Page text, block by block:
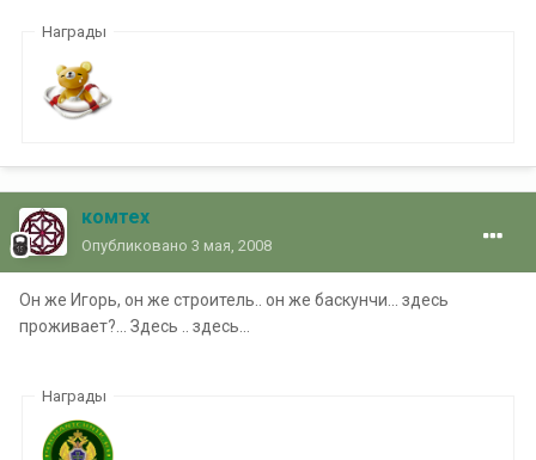
Награды
комтех
Опубликовано 3 мая, 2008
Он же Игорь, он же строитель.. он же баскунчи... здесь
проживает?... Здесь .. здесь...
Награды